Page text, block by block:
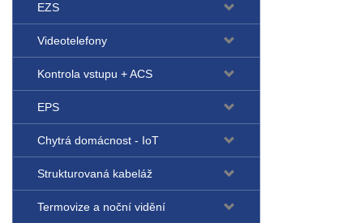
EZS
Videotelefony
Kontrola vstupu + ACS
EPS
Chytrá domácnost - IoT
Strukturovaná kabeláž
Termovize a noční vidění